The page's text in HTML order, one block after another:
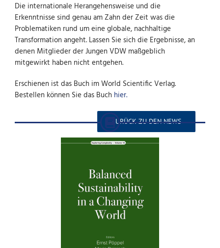
Die internationale Herangehensweise und die
Erkenntnisse sind genau am Zahn der Zeit was die
Problematiken rund um eine globale, nachhaltige
Transformation angeht. Lassen Sie sich die Ergebnisse, an
denen Mitglieder der Jungen VDW maßgeblich
mitgewirkt haben nicht entgehen.
Erschienen ist das Buch im World Scientific Verlag.
Bestellen können Sie das Buch hier.
ZURÜCK ZU DEN NEWS